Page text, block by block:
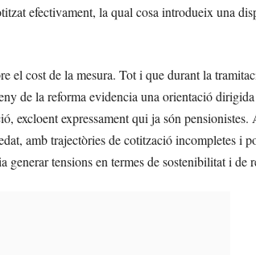
efectivament, la qual cosa introdueix una
el cost de la mesura. Tot i que durant la
de la reforma evidencia una orientació
excloent expressament qui ja són
amb trajectòries de cotització incompletes i
tensions en termes de sostenibilitat i de